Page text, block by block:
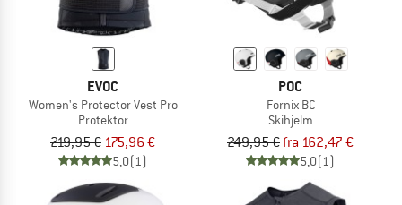
EVOC
Women's Protector Vest Pro
Protektor
219,95 € 175,96 €
5,0(1)
POC
Fornix BC
Skihjelm
249,95 €fra 162,47 €
5,0(1)